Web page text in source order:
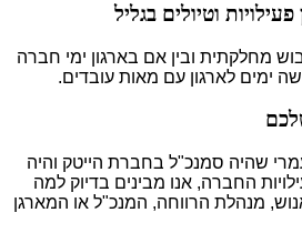
וטיולים בגליל
מחלקתית ובין אם בארגון ימי חברה
ימים לארגון עם מאות עובדים.
שהיה סמנכ"ל בחברת הייטק והיה
החברה, אנו מבינים בדיוק למה
מנהלת הרווחה, המנכ"ל או המארגן